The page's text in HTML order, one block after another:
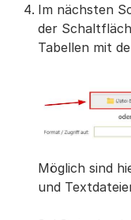
Im nächsten
der
Tabellen mit
Möglich sind
und